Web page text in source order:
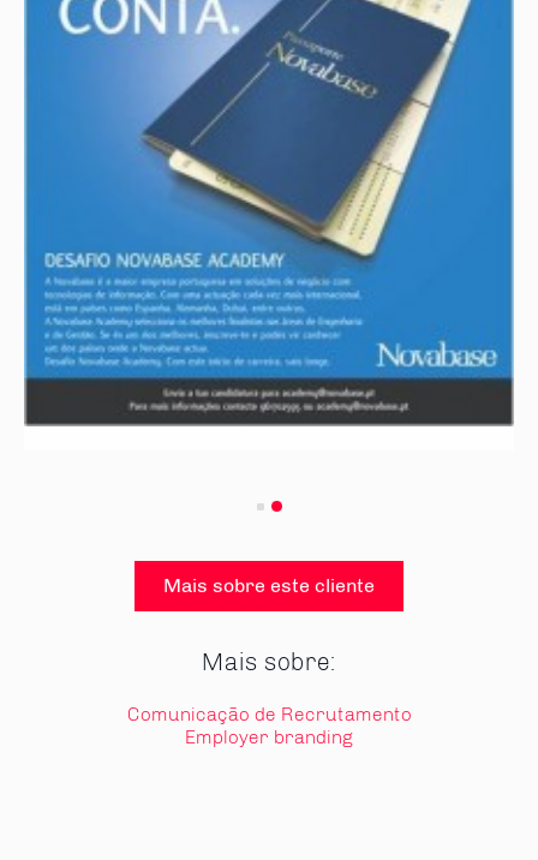
Mais sobre este cliente
Mais sobre:
Comunicação de Recrutamento
Employer branding